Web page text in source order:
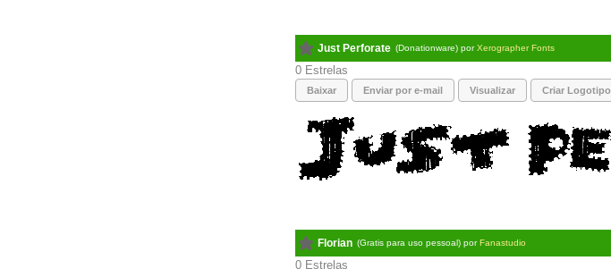
Just Perforate (Donationware) porXerographer Fonts
0
Baixar Enviar por e-mail Visualizar Criar Logotipo
Florian (Gratis para uso pessoal) porFanastudio
0